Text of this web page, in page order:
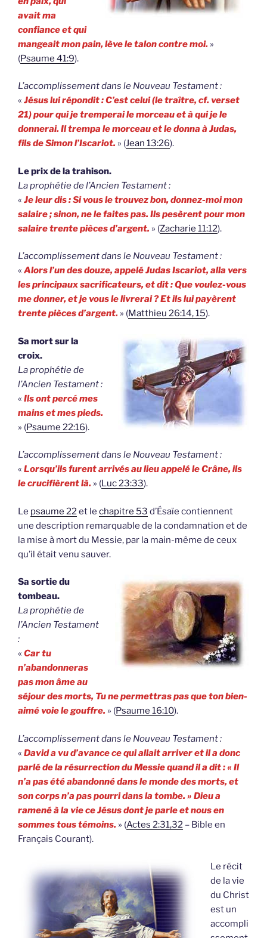
avait ma
confiance et qui
mangeait mon pain, lève le talon contre moi. »
(Psaume 41:9).
L’accomplissement dans le Nouveau Testament :
« Jésus lui répondit : C’est celui (le traître, cf. verset
21) pour qui je tremperai le morceau et à qui je le
donnerai. Il trempa le morceau et le donna à Judas,
fils de Simon l’Iscariot. » (Jean 13:26).
Le prix de la trahison.
La prophétie de l’Ancien Testament :
« Je leur dis : Si vous le trouvez bon, donnez-moi mon
salaire ; sinon, ne le faites pas. Ils pesèrent pour mon
salaire trente pièces d’argent. » (Zacharie 11:12).
L’accomplissement dans le Nouveau Testament :
« Alors l’un des douze, appelé Judas Iscariot, alla vers
les principaux sacrificateurs, et dit : Que voulez-vous
me donner, et je vous le livrerai ? Et ils lui payèrent
trente pièces d’argent. » (Matthieu 26:14, 15).
Sa mort sur la
croix.
La prophétie de
l’Ancien Testament :
« Ils ont percé mes
mains et mes pieds.
» (Psaume 22:16).
L’accomplissement dans le Nouveau Testament :
« Lorsqu’ils furent arrivés au lieu appelé le Crâne, ils
le crucifièrent là. » (Luc 23:33).
Le psaume 22 et le chapitre 53 d’Ésaïe contiennent
une description remarquable de la condamnation et de
la mise à mort du Messie, par la main-même de ceux
qu’il était venu sauver.
Sa sortie du
tombeau.
La prophétie de
l’Ancien Testament
:
« Car tu
n’abandonneras
pas mon âme au
séjour des morts, Tu ne permettras pas que ton bien-
aimé voie le gouffre. » (Psaume 16:10).
L’accomplissement dans le Nouveau Testament :
« David a vu d’avance ce qui allait arriver et il a donc
parlé de la résurrection du Messie quand il a dit : « Il
n’a pas été abandonné dans le monde des morts, et
son corps n’a pas pourri dans la tombe. » Dieu a
ramené à la vie ce Jésus dont je parle et nous en
sommes tous témoins. » (Actes 2:31,32 – Bible en
Français Courant).
Le récit
de la vie
du Christ
est un
accompli